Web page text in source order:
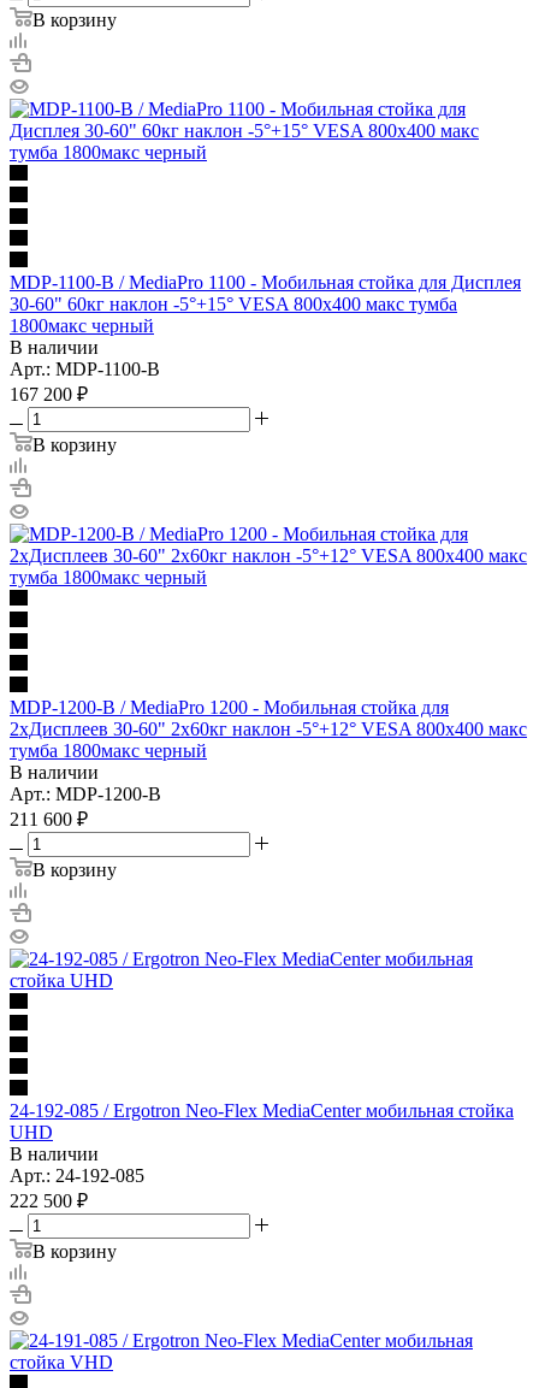
В корзину
MDP-1100-B / MediaPro 1100 - Мобильная стойка для Дисплея
30-60" 60кг наклон -5°+15° VESA 800x400 макс тумба
1800макс черный
В наличии
Арт.: MDP-1100-B
167 200 ₽
В корзину
MDP-1200-B / MediaPro 1200 - Мобильная стойка для
2xДисплеев 30-60" 2x60кг наклон -5°+12° VESA 800x400 макс
тумба 1800макс черный
В наличии
Арт.: MDP-1200-B
211 600 ₽
В корзину
24-192-085 / Ergotron Neo-Flex MediaCenter мобильная стойка
UHD
В наличии
Арт.: 24-192-085
222 500 ₽
В корзину